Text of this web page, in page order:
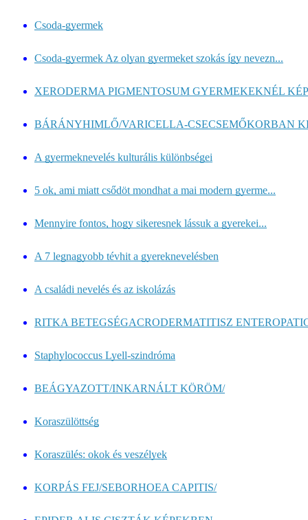
Csoda-gyermek
Csoda-gyermek Az olyan gyermeket szokás így nevezn...
XERODERMA PIGMENTOSUM GYERMEKEKNÉL
BÁRÁNYHIMLŐ/VARICELLA-CSECSEMŐKORBAN
A gyermeknevelés kulturális különbségei
5 ok, ami miatt csődöt mondhat a mai modern gyerme...
Mennyire fontos, hogy sikeresnek lássuk a gyerekei...
A 7 legnagyobb tévhit a gyereknevelésben
A családi nevelés és az iskolázás
RITKA BETEGSÉGACRODERMATITISZ
Staphylococcus Lyell-szindróma
BEÁGYAZOTT/INKARNÁLT KÖRÖM/
Koraszülöttség
Koraszülés: okok és veszélyek
KORPÁS FEJ/SEBORHOEA CAPITIS/